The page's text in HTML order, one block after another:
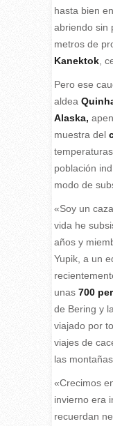
hasta bien
abriendo sin
metros de
Kanektok,
Pero ese
aldea
Alaska,
muestra del
población
modo de
«Soy un
vida he
años y
Yupik, a un
unas 700
de Bering y
viajado por
viajes de
las
«Crecimos
invierno era
recuerdan